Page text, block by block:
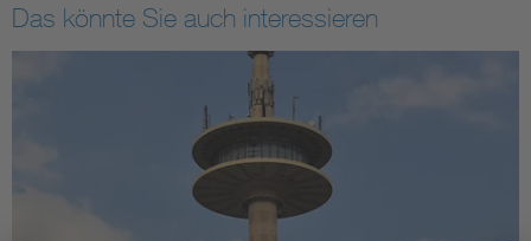
Das könnte Sie auch interessieren